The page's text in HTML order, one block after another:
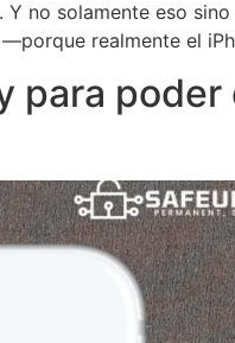
no solamente eso
realmente el
para